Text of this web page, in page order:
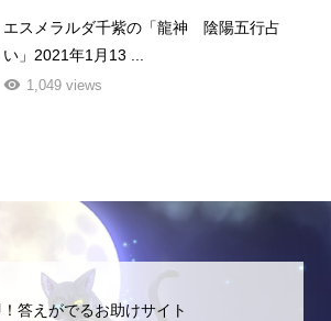
エスメラルダ千紫の「龍神 陰陽五行占
い」2021年1月13 ...
1,049 views
答えがでるお助けサイト